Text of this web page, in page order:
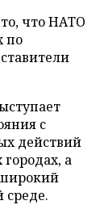
что НАТО
по
с
действий
а
среде.